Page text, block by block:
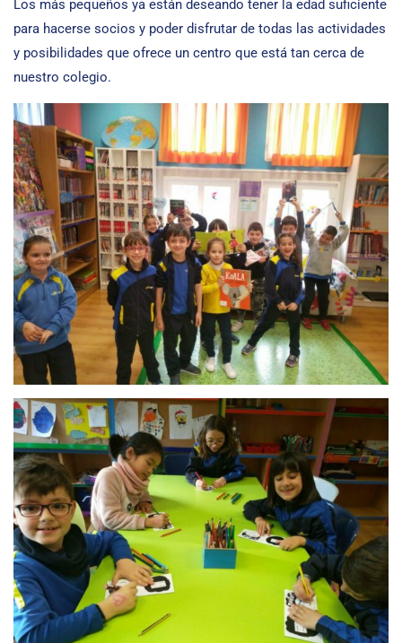
Los más pequeños ya están deseando tener la edad suficiente
para hacerse socios y poder disfrutar de todas las actividades
y posibilidades que ofrece un centro que está tan cerca de
nuestro colegio.